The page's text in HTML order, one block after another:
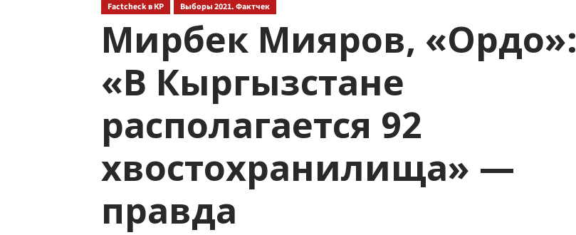
Factcheck в КР Выборы 2021. Фактчек
Мирбек Мияров, «Ордо»:
«В Кыргызстане
располагается 92
хвостохранилища» —
правда